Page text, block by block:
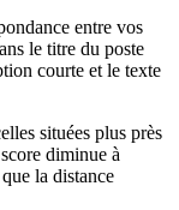
entre vos
le titre du poste
courte et le texte
situées plus près
diminue à
la distance